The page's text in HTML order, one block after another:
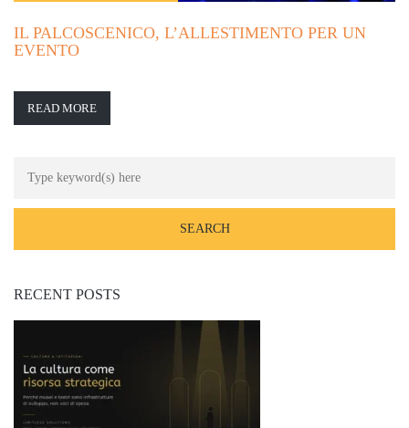
IL PALCOSCENICO, L’ALLESTIMENTO PER UN
EVENTO
READ MORE
RECENT POSTS